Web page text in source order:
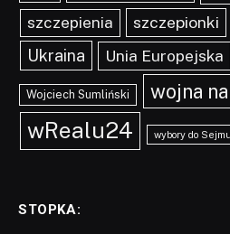
szczepienia szczepionki
Ukraina Unia Europejska
Wojciech Sumliński wojna
wRealu24 wybory do Sejmu
STOPKA: